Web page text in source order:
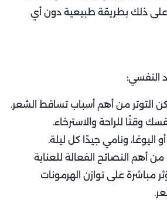
ذلك بطريقة طبيعية دون أي
النفسي:
التوتر من أهم أسباب تساقط الشعر.
وقتًا للراحة والاسترخاء.
اليوغا، ونامي جيدًا كل ليلة.
أهم النصائح الفعالة للعناية
مباشرة على توازن الهرمونات